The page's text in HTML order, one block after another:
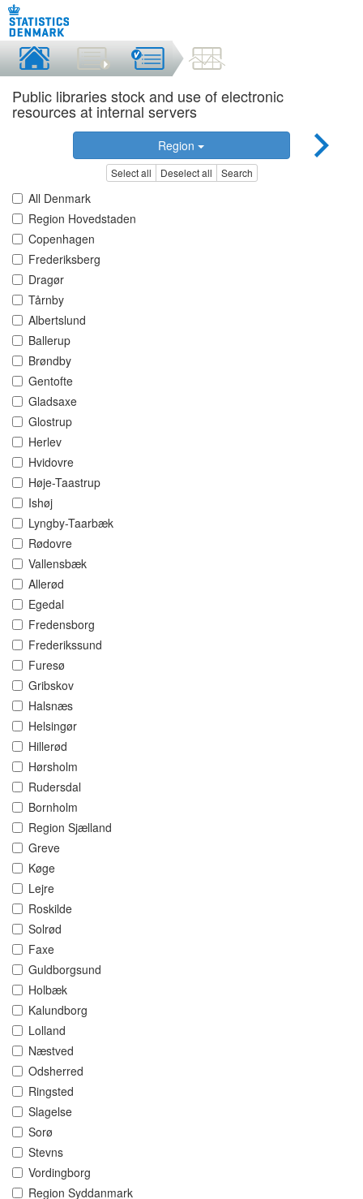
Public libraries stock and use of electronic
resources at internal servers
Region
Select all Deselect all Search
All Denmark
Region Hovedstaden
Copenhagen
Frederiksberg
Dragør
Tårnby
Albertslund
Ballerup
Brøndby
Gentofte
Gladsaxe
Glostrup
Herlev
Hvidovre
Høje-Taastrup
Ishøj
Lyngby-Taarbæk
Rødovre
Vallensbæk
Allerød
Egedal
Fredensborg
Frederikssund
Furesø
Gribskov
Halsnæs
Helsingør
Hillerød
Hørsholm
Rudersdal
Bornholm
Region Sjælland
Greve
Køge
Lejre
Roskilde
Solrød
Faxe
Guldborgsund
Holbæk
Kalundborg
Lolland
Næstved
Odsherred
Ringsted
Slagelse
Sorø
Stevns
Vordingborg
Region Syddanmark